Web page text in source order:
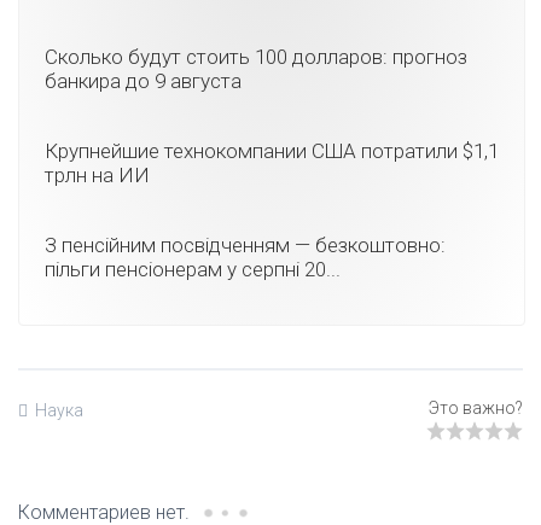
Сколько будут стоить 100 долларов: прогноз
банкира до 9 августа
Крупнейшие технокомпании США потратили $1,1
трлн на ИИ
З пенсійним посвідченням — безкоштовно:
пільги пенсіонерам у серпні 20...
Наука
Комментариев нет.